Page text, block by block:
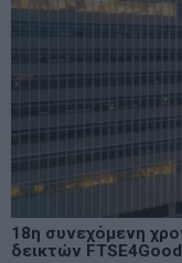
18η συνεχόμενη
δεικτών FTSE4Good